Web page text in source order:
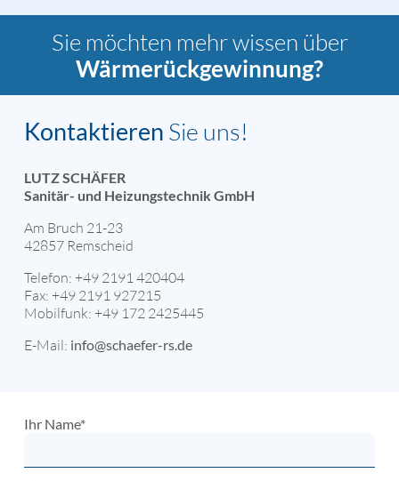
Sie möchten mehr wissen über
Wärmerückgewinnung?
Kontaktieren Sie uns!
LUTZ SCHÄFER
Sanitär- und Heizungstechnik GmbH
Am Bruch 21-23
42857 Remscheid
Telefon: +49 2191 420404
Fax: +49 2191 927215
Mobilfunk: +49 172 2425445
E-Mail: info@schaefer-rs.de
Ihr Name*